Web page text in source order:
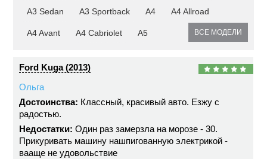
A3 Sedan A3 Sportback A4 A4 Allroad
A4 Avant A4 Cabriolet A5 ВСЕ МОДЕЛИ
Ford Kuga (2013)
Ольга
Достоинства: Классный, красивый авто. Езжу с
радостью.
Недостатки: Один раз замерзла на морозе - 30.
Прикуривать машину нашпигованную электрикой -
вааще не удовольствие